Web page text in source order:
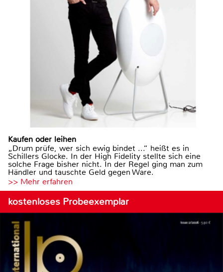
Kaufen oder leihen
„Drum prüfe, wer sich ewig bindet ...“ heißt es in
Schillers Glocke. In der High Fidelity stellte sich eine
solche Frage bisher nicht. In der Regel ging man zum
Händler und tauschte Geld gegen Ware.
>> Mehr erfahren
kostenloses Probeexemplar